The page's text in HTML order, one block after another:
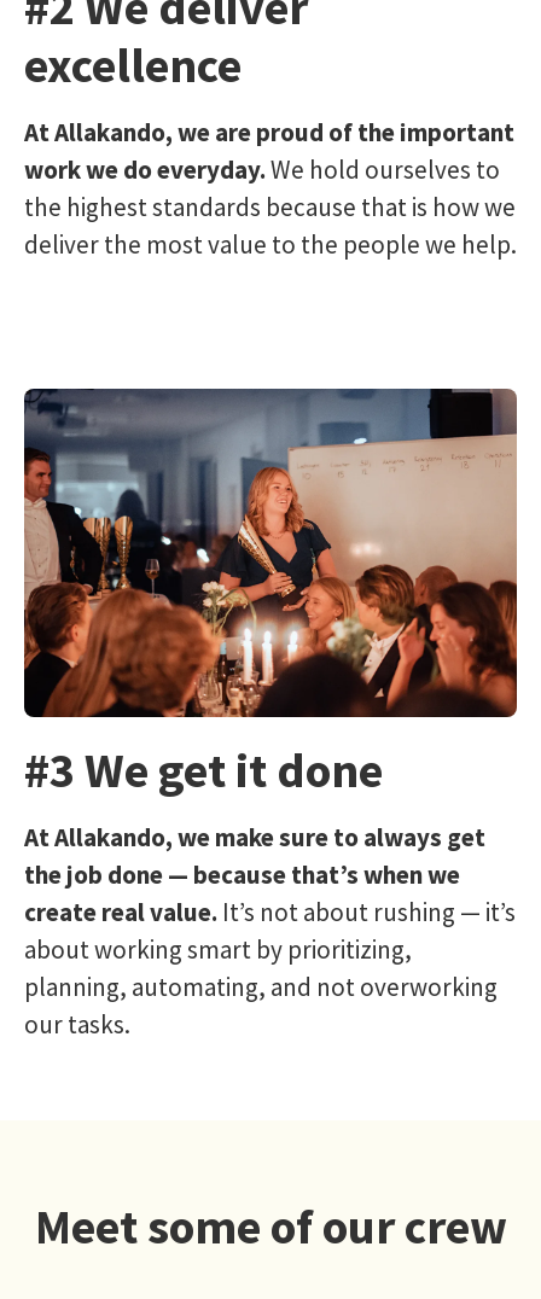
excellence
At Allakando, we are proud of the important
work we do everyday.We hold ourselves to
the highest standards because that is how we
deliver the most value to the people we help.
#3 We get it done
At Allakando, we make sure to always get
the job done — because that’s when we
create real value. It’s not about rushing — it’s
about working smart by prioritizing,
planning, automating, and not overworking
our tasks.
Meet some of our crew